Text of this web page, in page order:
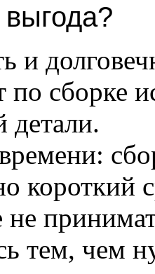
и
по сборке
детали.
короткий
тем, чем